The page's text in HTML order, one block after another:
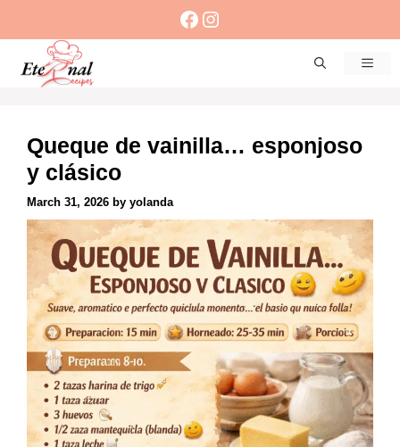
content
Facebook
Instagram
Queque de vainilla… esponjoso
y clásico
March 31, 2026 by yolanda